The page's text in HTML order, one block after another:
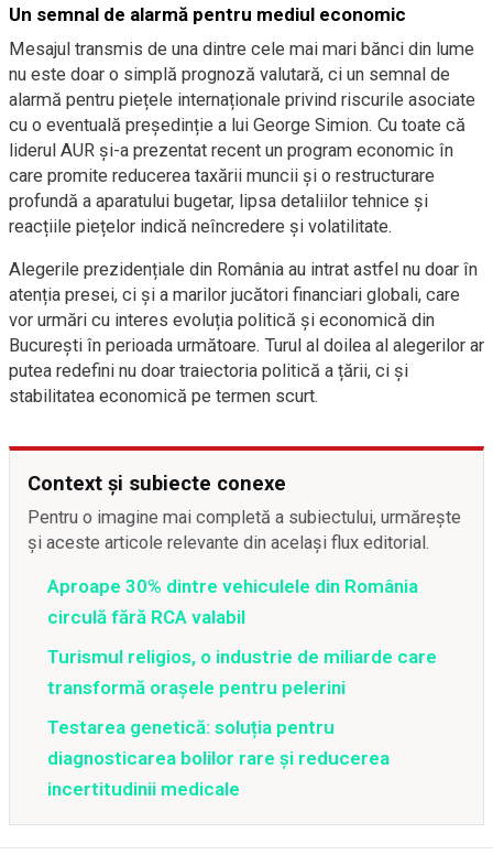
Un semnal de alarmă pentru mediul economic
Mesajul transmis de una dintre cele mai mari bănci din lume
nu este doar o simplă prognoză valutară, ci un semnal de
alarmă pentru piețele internaționale privind riscurile asociate
cu o eventuală președinție a lui George Simion. Cu toate că
liderul AUR și-a prezentat recent un program economic în
care promite reducerea taxării muncii și o restructurare
profundă a aparatului bugetar, lipsa detaliilor tehnice și
reacțiile piețelor indică neîncredere și volatilitate.
Alegerile prezidențiale din România au intrat astfel nu doar în
atenția presei, ci și a marilor jucători financiari globali, care
vor urmări cu interes evoluția politică și economică din
București în perioada următoare. Turul al doilea al alegerilor ar
putea redefini nu doar traiectoria politică a țării, ci și
stabilitatea economică pe termen scurt.
Context și subiecte conexe
Pentru o imagine mai completă a subiectului, urmărește
și aceste articole relevante din același flux editorial.
Aproape 30% dintre vehiculele din România
circulă fără RCA valabil
Turismul religios, o industrie de miliarde care
transformă orașele pentru pelerini
Testarea genetică: soluția pentru
diagnosticarea bolilor rare și reducerea
incertitudinii medicale